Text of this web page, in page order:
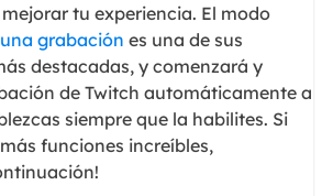
tu experiencia. El modo
grabación es una de sus
destacadas, y comenzará y
de Twitch automáticamente a
siempre que la habilites. Si
funciones increíbles,